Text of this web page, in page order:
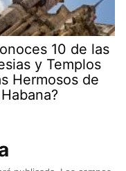
10 de las
y Templos
Hermosos de